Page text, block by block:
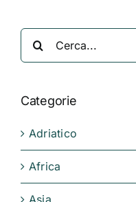
Cerca
per:
Categorie
Adriatico
Africa
Asia